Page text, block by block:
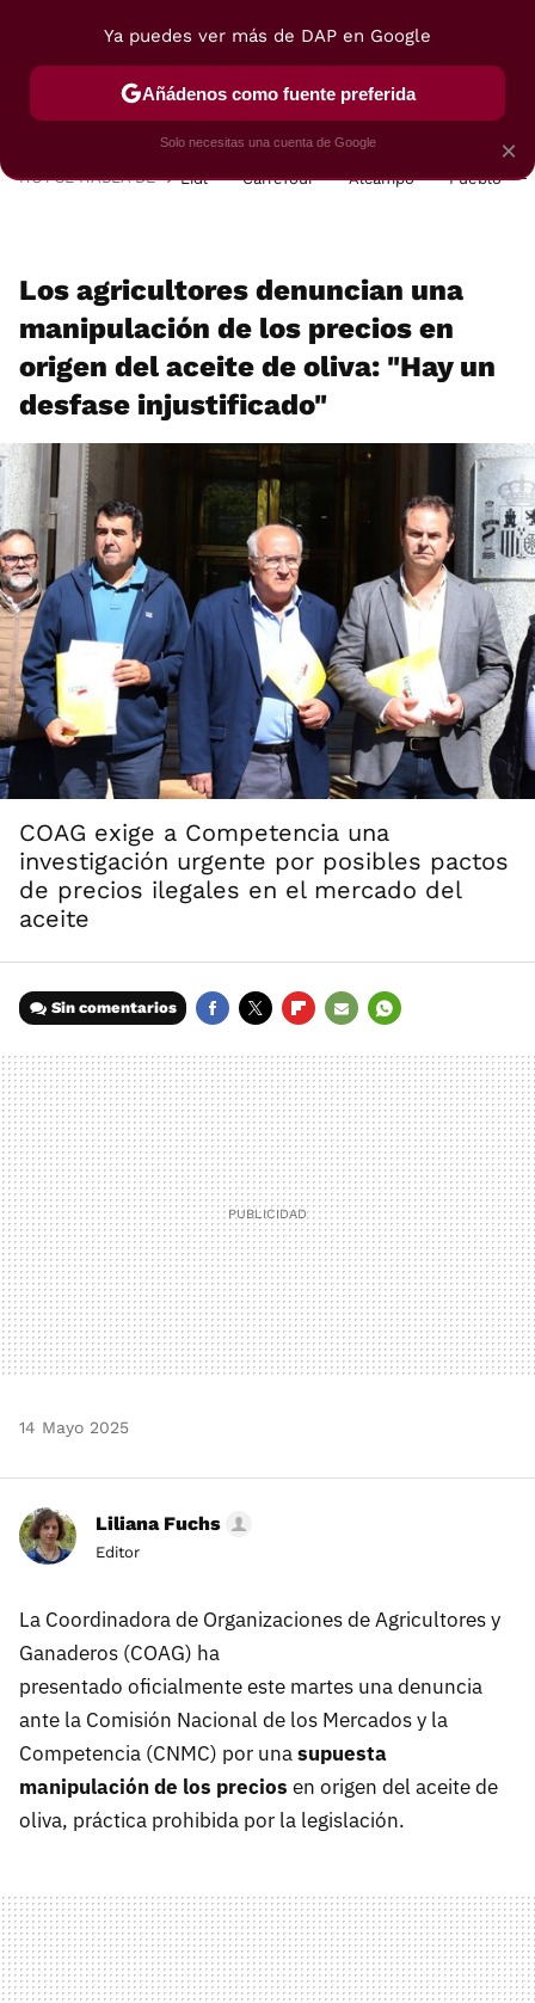
POSTRES VIAJES SELECCIÓN VEGUI
HOY SE HABLA DE Lidl Carrefour Alcampo Pueblo
Los agricultores denuncian una
manipulación de los precios en
origen del aceite de oliva: "Hay un
desfase injustificado"
COAG exige a Competencia una
investigación urgente por posibles pactos
de precios ilegales en el mercado del
aceite
Sin comentarios
MAIL
14 Mayo 2025
Liliana Fuchs
Editor
La Coordinadora de Organizaciones de Agricultores y
Ganaderos (COAG) ha
presentado oficialmente este martes una denuncia
ante la Comisión Nacional de los Mercados y la
Competencia (CNMC) por unasupuesta
manipulación de los precios en origen del aceite de
oliva, práctica prohibida por la legislación.
×
Ya puedes ver más de DAP en Google
Añádenos como fuente preferida
Solo necesitas una cuenta de Google